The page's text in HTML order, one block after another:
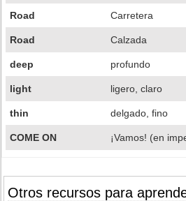
Road Carretera
Road Calzada
deep profundo
light ligero, claro
thin delgado, fino
COME ON ¡Vamos! (en
Otros recursos para